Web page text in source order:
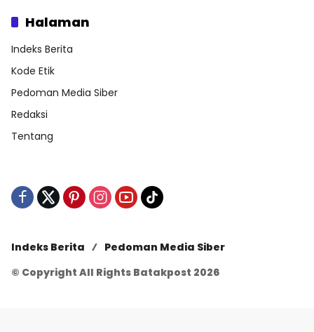
Halaman
Indeks Berita
Kode Etik
Pedoman Media Siber
Redaksi
Tentang
Indeks Berita
Pedoman Media Siber
© Copyright All Rights Batakpost 2026